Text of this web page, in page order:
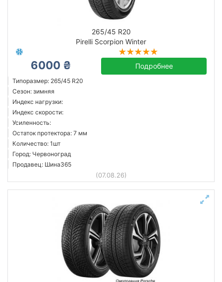
265/45 R20
Pirelli Scorpion Winter
6000 ₴ Подробнее
Типоразмер: 265/45 R20
Сезон: зимняя
Индекс нагрузки:
Индекс скорости:
Усиленность:
Остаток протектора: 7 мм
Количество: 1шт
Город: Червоноград
Продавец: Шина365
(07.08.26)